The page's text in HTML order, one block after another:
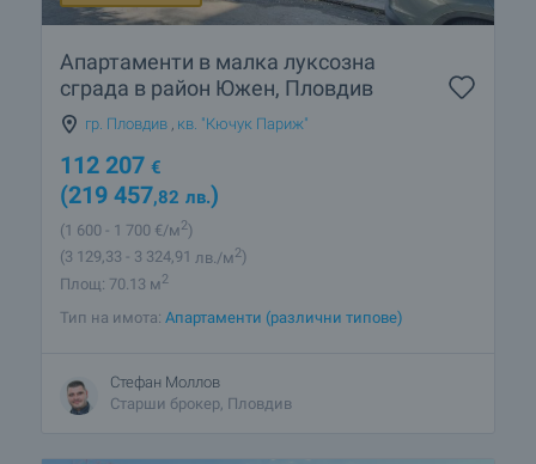
Апартаменти в малка луксозна
сграда в район Южен, Пловдив
гр. Пловдив кв. "Кючук Париж"
112 207 €
(219 457,82 лв.)
(1 600 - 1 700 €/м2)
(3 129,33 - 3 324,91 лв./м2)
Площ: 70.13 м2
Тип на имота: Апартаменти (различни типове)
Стефан Моллов
Старши брокер, Пловдив